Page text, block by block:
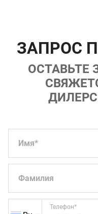
ЗАПРОС
ОСТАВЬТЕ
Имя*
Фамилия
Телефон*